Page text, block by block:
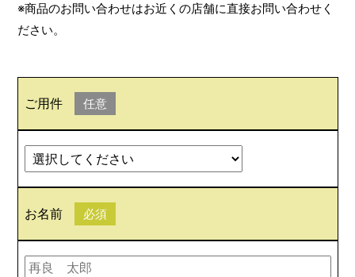
※商品のお問い合わせはお近くの店舗に直接お問い合わせく
ださい。
ご用件 任意
お名前 必須